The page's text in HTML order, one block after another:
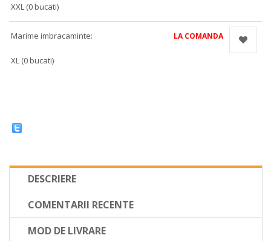
XXL (0 bucati)
Marime imbracaminte:
XL (0 bucati)
LA COMANDA
DESCRIERE
COMENTARII RECENTE
MOD DE LIVRARE